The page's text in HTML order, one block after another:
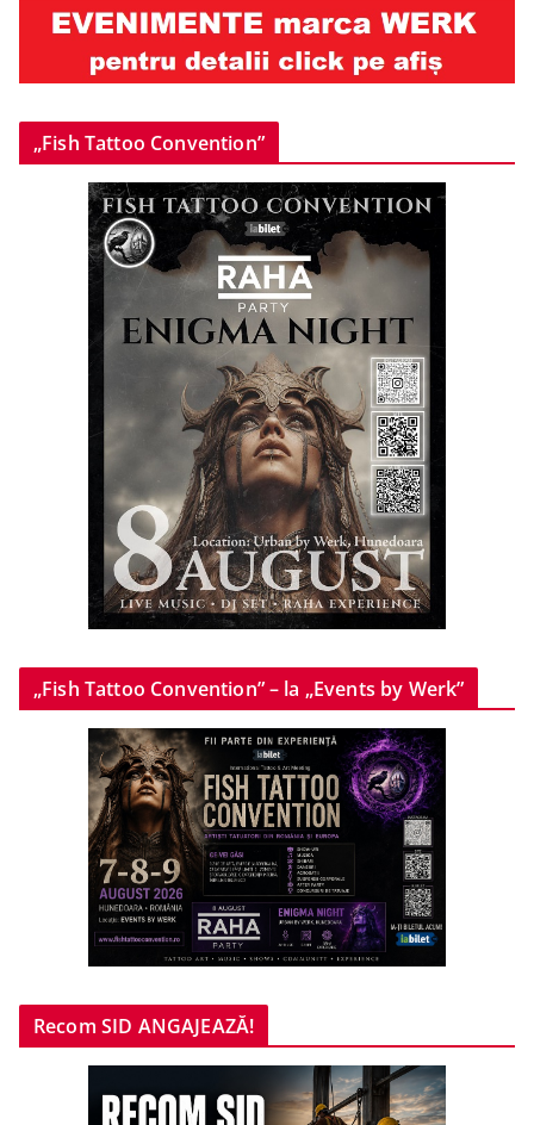
„Fish Tattoo Convention”
„Fish Tattoo Convention” – la „Events by Werk”
Recom SID ANGAJEAZĂ!